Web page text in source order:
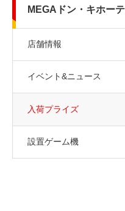
MEGAドン・キホー
店舗情報
イベント&ニュース
入荷プライズ
設置ゲーム機